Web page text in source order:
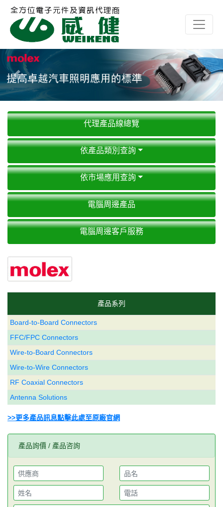
Previous Next
代理產品線總覽
依產品類別查詢
依市場應用查詢
電腦周邊產品
電腦周邊客戶服務
產品系列
Board-to-Board Connectors
FFC/FPC Connectors
Wire-to-Board Connectors
Wire-to-Wire Connectors
RF Coaxial Connectors
Antenna Solutions
>>更多產品訊息點擊此處至原廠官網
產品詢價 / 產品咨詢